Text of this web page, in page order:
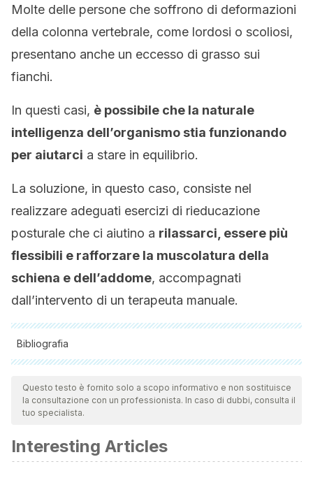
Molte delle persone che soffrono di deformazioni
della colonna vertebrale, come lordosi o scoliosi,
presentano anche un eccesso di grasso sui
fianchi.
In questi casi, è possibile che la naturale
intelligenza dell’organismo stia funzionando
per aiutarci a stare in equilibrio.
La soluzione, in questo caso, consiste nel
realizzare adeguati esercizi di rieducazione
posturale che ci aiutino a rilassarci, essere più
flessibili e rafforzare la muscolatura della
schiena e dell’addome, accompagnati
dall’intervento di un terapeuta manuale.
Bibliografia
Tutte le fonti citate sono state esaminate a fondo dal nostro
team per garantirne la qualità, l'affidabilità, l'attualità e la
validità. La bibliografia di questo articolo è stata considerata
Dennehy, C. E. (2006). The Use of Herbs and Dietary
Supplements in Gynecology:An Evidence-Based Review.
Questo testo è fornito solo a scopo informativo e non sostituisce
la consultazione con un professionista. In caso di dubbi, consulta il
tuo specialista.
Interesting Articles